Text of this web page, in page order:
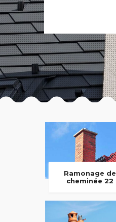
Ramonage de
cheminée 22